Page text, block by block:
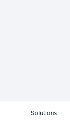
Solutions